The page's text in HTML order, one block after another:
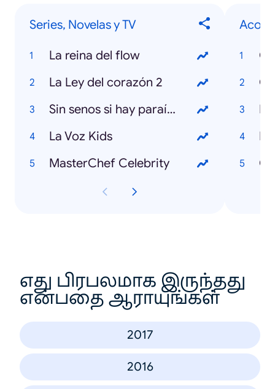
Series, Novelas y TV
La reina del flow
La Ley del corazón 2
Sin senos si hay paraíso 3
La Voz Kids
MasterChef Celebrity
எது பிரபலமாக இருந்தது
என்பதை ஆராயுங்கள்
2017
2016